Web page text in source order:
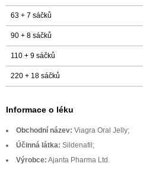
63 + 7 sáčků
90 + 8 sáčků
110 + 9 sáčků
220 + 18 sáčků
Informace o léku
Obchodní název: Viagra Oral Jelly;
Účinná látka: Sildenafil;
Výrobce: Ajanta Pharma Ltd.